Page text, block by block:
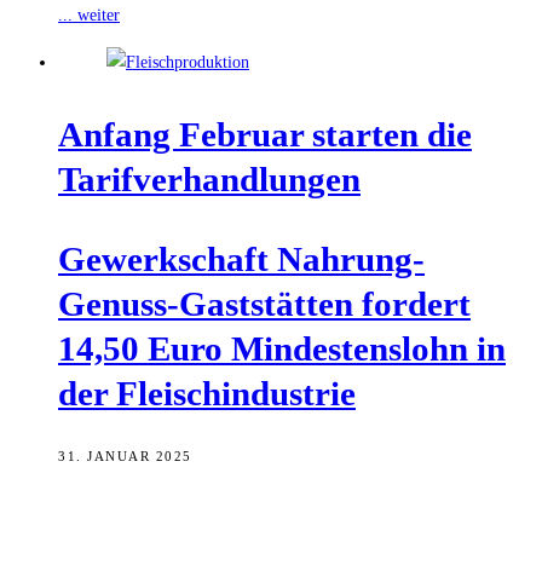
... weiter
Anfang Febru­ar star­ten die
Tarifverhandlungen
Gewerk­schaft Nah­rung-
Genuss-Gast­stät­ten for­dert
14,50 Euro Min­des­ten­slohn in
der Fleischindustrie
31. JANUAR 2025